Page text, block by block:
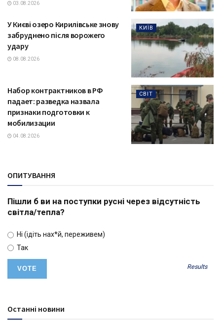
03.08.2026
КИЇВ
У Києві озеро Кирилівське знову
забруднено після ворожего
удару
08.08.2026
СВІТ
Набор контрактников в РФ
падает: разведка назвала
признаки подготовки к
мобилизации
04.08.2026
ОПИТУВАННЯ
Пішли б ви на поступки русні через відсутність
світла/тепла?
Ні (ідіть нах*й, переживем)
Так
Results
Останні новини